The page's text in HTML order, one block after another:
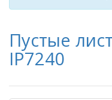
Пустые
IP7240